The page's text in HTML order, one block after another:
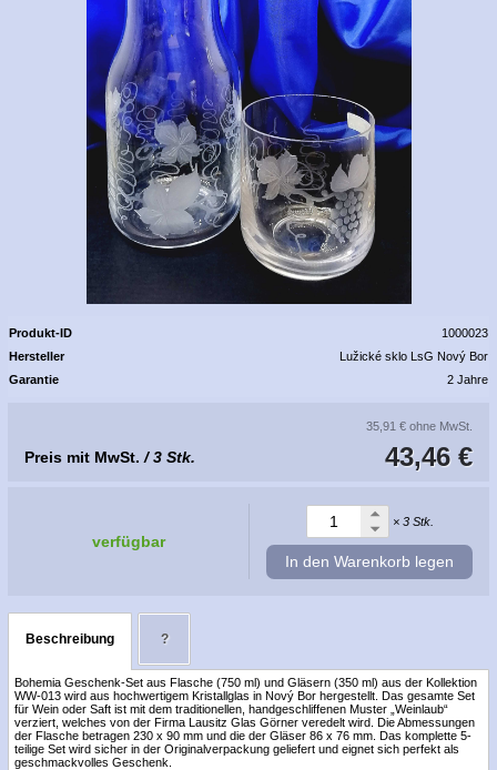
Produkt-ID
1000023
Hersteller
Lužické sklo LsG Nový Bor
Garantie
2 Jahre
35,91 € ohne MwSt.
43,46 €
Preis mit MwSt. / 3 Stk.
verfügbar
× 3 Stk.
In den Warenkorb legen
Beschreibung ?
Bohemia Geschenk-Set aus Flasche (750 ml) und Gläsern (350 ml) aus der Kollektion
WW-013 wird aus hochwertigem Kristallglas in Nový Bor hergestellt. Das gesamte Set
für Wein oder Saft ist mit dem traditionellen, handgeschliffenen Muster „Weinlaub“
verziert, welches von der Firma Lausitz Glas Görner veredelt wird. Die Abmessungen
der Flasche betragen 230 x 90 mm und die der Gläser 86 x 76 mm. Das komplette 5-
teilige Set wird sicher in der Originalverpackung geliefert und eignet sich perfekt als
geschmackvolles Geschenk.